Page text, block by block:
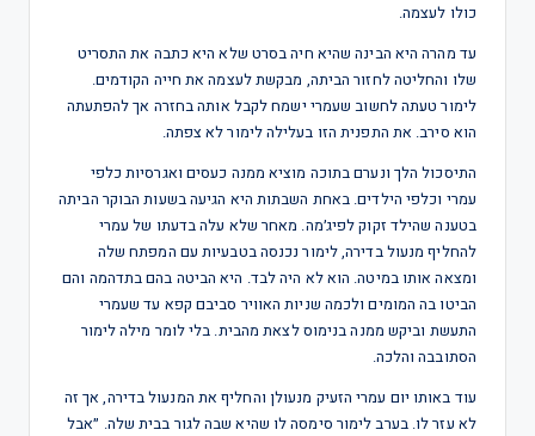
כולו לעצמה.
עד מהרה היא הבינה שהיא חיה בסרט שלא היא כתבה את התסריט
שלו והחליטה לחזור הביתה, מבקשת לעצמה את חייה הקודמים.
לימור טעתה לחשוב שעמרי ישמח לקבל אותה בחזרה אך להפתעתה
הוא סירב. את התפנית הזו בעלילה לימור לא צפתה.
התיסכול הלך ונערם בתוכה מוציא ממנה כעסים ואגרסיות כלפי
עמרי וכלפי הילדים. באחת השבתות היא הגיעה בשעות הבוקר הביתה
בטענה שהילד זקוק לפיג׳מה. מאחר שלא עלה בדעתו של עמרי
להחליף מנעול בדירה, לימור נכנסה בטבעיות עם המפתח שלה
ומצאה אותו במיטה. הוא לא היה לבד. היא הביטה בהם בתדהמה והם
הביטו בה המומים ולכמה שניות האוויר סביבם קפא עד שעמרי
התעשת וביקש ממנה בנימוס לצאת מהבית. בלי לומר מילה לימור
הסתובבה והלכה.
עוד באותו יום עמרי הזעיק מנעולן והחליף את המנעול בדירה, אך זה
לא עזר לו. בערב לימור סימסה לו שהיא שבה לגור בבית שלה. ״אבל